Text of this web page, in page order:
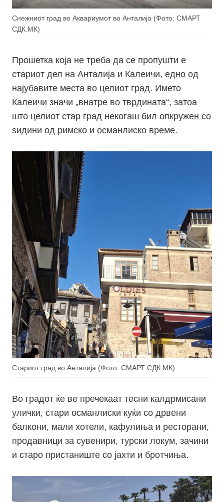
Снежниот град во Аквариумот во Анталија (Фото: СМАРТ
СДК.МК)
Прошетка која не треба да се пропушти е
стариот дел на Анталија и Калеичи, едно од
најубавите места во целиот град. Името
Калеичи значи „внатре во тврдината“, затоа
што целиот стар град некогаш бил опкружен со
ѕидини од римско и османлиско време.
Стариот град во Анталија (Фото: СМАРТ СДК.МК)
Во градот ќе ве пречекаат тесни калдрмисани
улички, стари османлиски куќи со дрвени
балкони, мали хотели, кафулиња и ресторани,
продавници за сувенири, турски локум, зачини
и старо пристаниште со јахти и бротчиња.